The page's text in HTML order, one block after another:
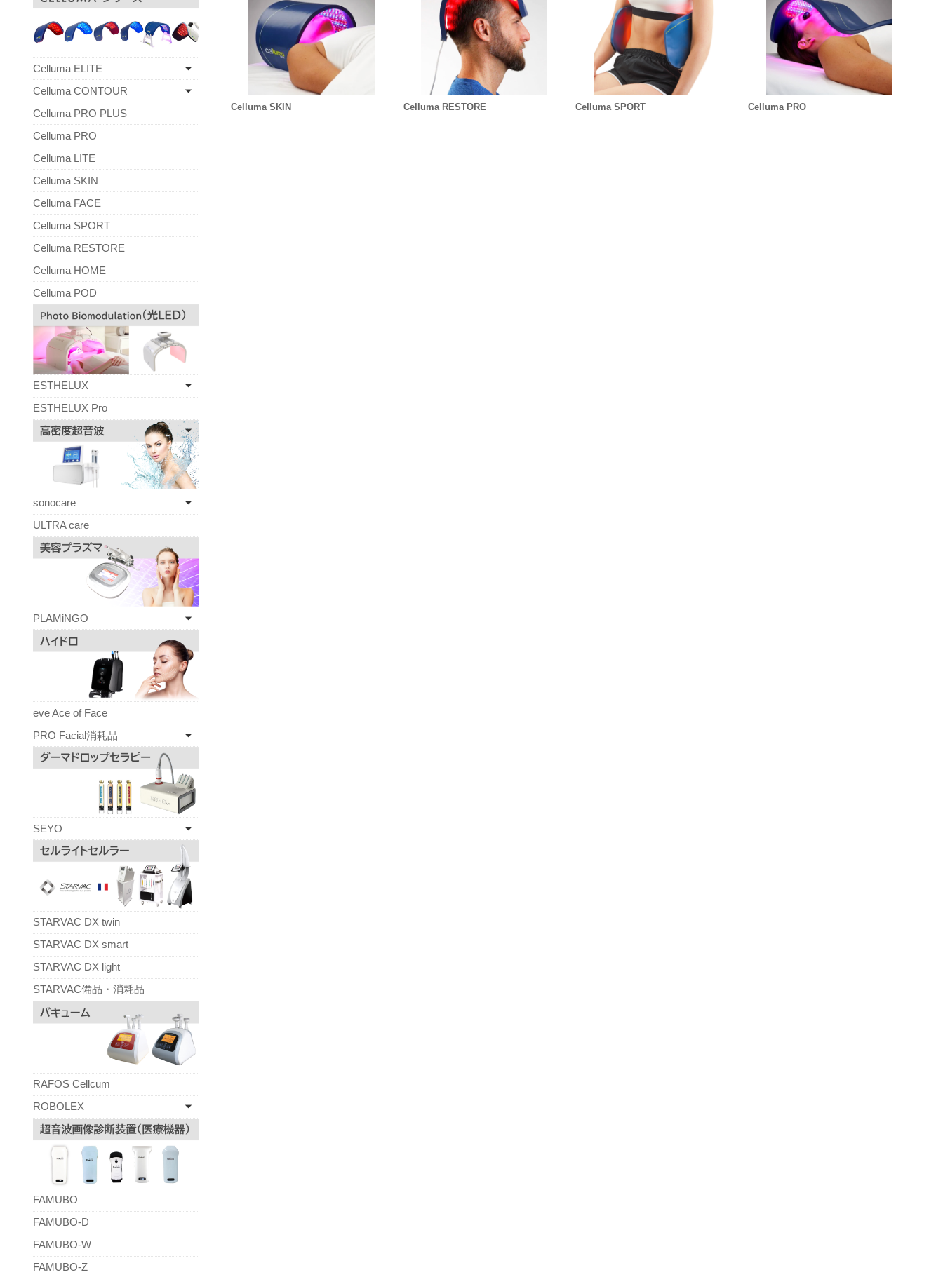
Celluma SKIN Celluma RESTORE Celluma SPORT Celluma PRO
Celluma ELITE
Celluma CONTOUR
Celluma PRO PLUS
Celluma PRO
Celluma LITE
Celluma SKIN
Celluma FACE
Celluma SPORT
Celluma RESTORE
Celluma HOME
Celluma POD
ESTHELUX
ESTHELUX Pro
sonocare
ULTRA care
PLAMiNGO
eve Ace of Face
PRO Facial消耗品
SEYO
STARVAC DX twin
STARVAC DX smart
STARVAC DX light
STARVAC備品・消耗品
RAFOS Cellcum
ROBOLEX
FAMUBO
FAMUBO-D
FAMUBO-W
FAMUBO-Z